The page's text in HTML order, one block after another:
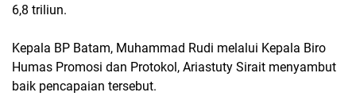
6,8 triliun.
Kepala BP Batam, Muhammad Rudi melalui Kepala Biro
Humas Promosi dan Protokol, Ariastuty Sirait menyambut
baik pencapaian tersebut.